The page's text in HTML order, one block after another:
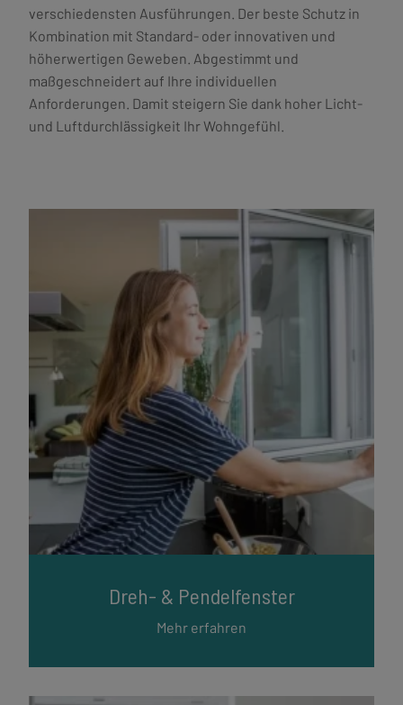
verschiedensten Ausführungen. Der beste Schutz in
Kombination mit Standard- oder innovativen und
höherwertigen Geweben. Abgestimmt und
maßgeschneidert auf Ihre individuellen
Anforderungen. Damit steigern Sie dank hoher Licht-
und Luftdurchlässigkeit Ihr Wohngefühl.
Dreh- & Pendelfenster
Mehr erfahren